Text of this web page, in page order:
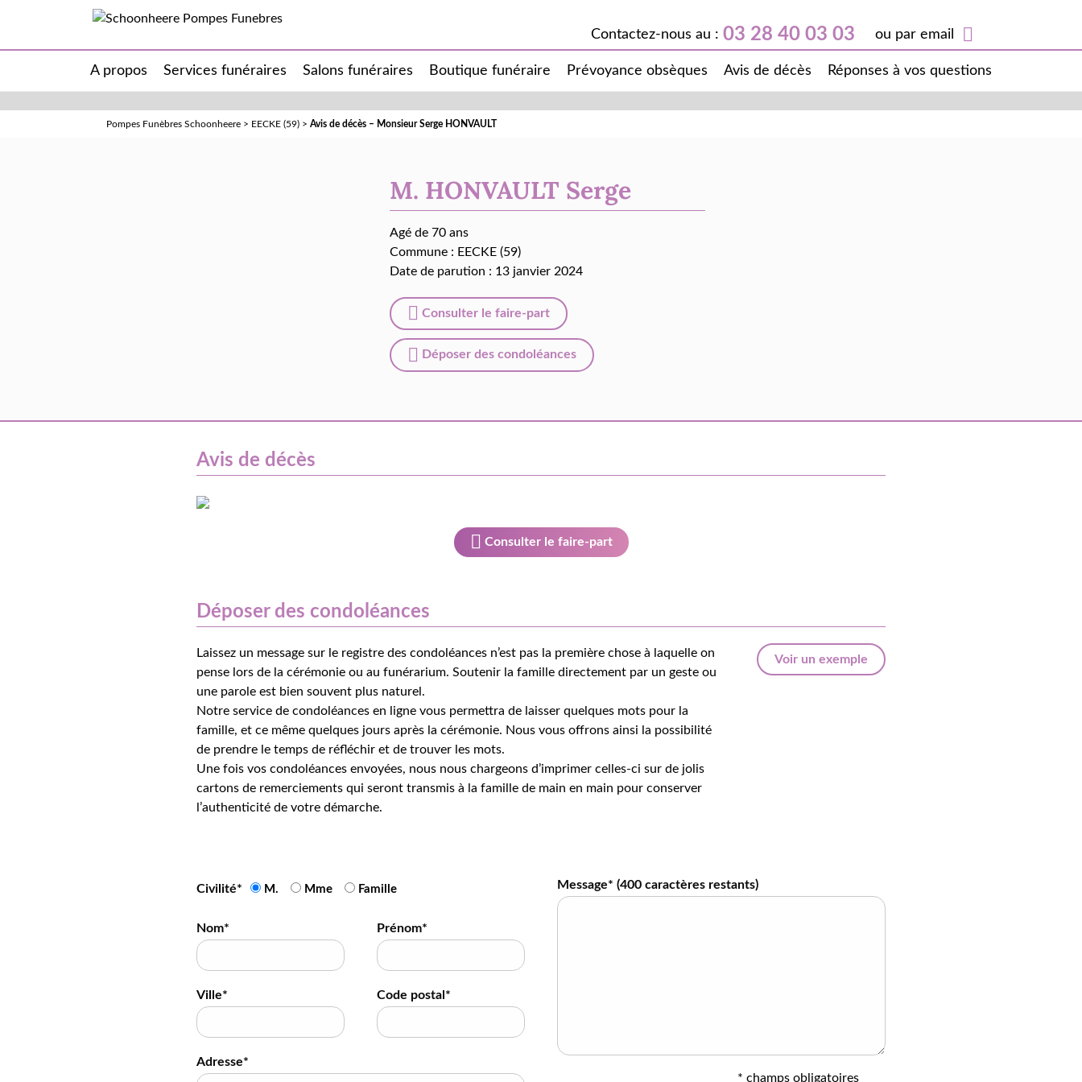
Contactez-nous au : 03 28 40 03 03 ou par email
A propos Services funéraires Salons funéraires Boutique funéraire Prévoyance obsèques Avis de décès Réponses à vos questions
Pompes Funèbres Schoonheere > EECKE (59) > Avis de décès – Monsieur Serge HONVAULT
M. HONVAULT Serge
Agé de 70 ans
Commune : EECKE (59)
Date de parution : 13 janvier 2024
Consulter le faire-part
Déposer des condoléances
Avis de décès
Consulter le faire-part
Déposer des condoléances
Laissez un message sur le registre des condoléances n’est pas la première chose à laquelle on
pense lors de la cérémonie ou au funérarium. Soutenir la famille directement par un geste ou
une parole est bien souvent plus naturel.
Notre service de condoléances en ligne vous permettra de laisser quelques mots pour la
famille, et ce même quelques jours après la cérémonie. Nous vous offrons ainsi la possibilité
de prendre le temps de réfléchir et de trouver les mots.
Une fois vos condoléances envoyées, nous nous chargeons d’imprimer celles-ci sur de jolis
cartons de remerciements qui seront transmis à la famille de main en main pour conserver
l’authenticité de votre démarche.
Voir un exemple
Civilité* M. Mme Famille
Nom* Prénom*
Ville* Code postal*
Adresse*
Message* (400 caractères restants)
* champs obligatoires